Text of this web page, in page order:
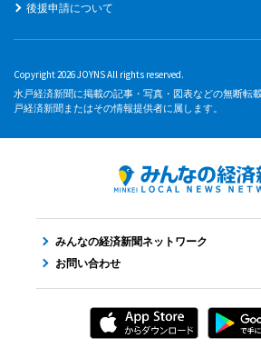
後援申請について
Copyright 2026 JOYNS All rights reserved.
水戸経済新聞に掲載の記事・写真・図表などの無断転
戸経済新聞またはその情報提供者に属します。
みんなの経済新聞ネットワーク
お問い合わせ